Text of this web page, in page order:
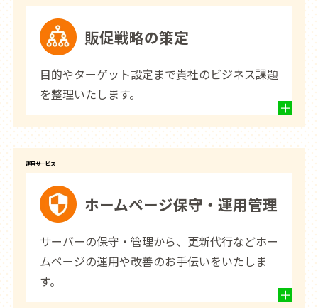
販促戦略の策定
目的やターゲット設定まで貴社のビジネス課題
を整理いたします。
運用サービス
ホームページ保守・運用管理
サーバーの保守・管理から、更新代行などホー
ムページの運用や改善のお手伝いをいたしま
す。